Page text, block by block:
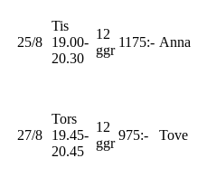
25/8
Tis
19.00-
20.30
12
ggr
1175:- Anna
27/8
Tors
19.45-
20.45
12
ggr
975:- Tove